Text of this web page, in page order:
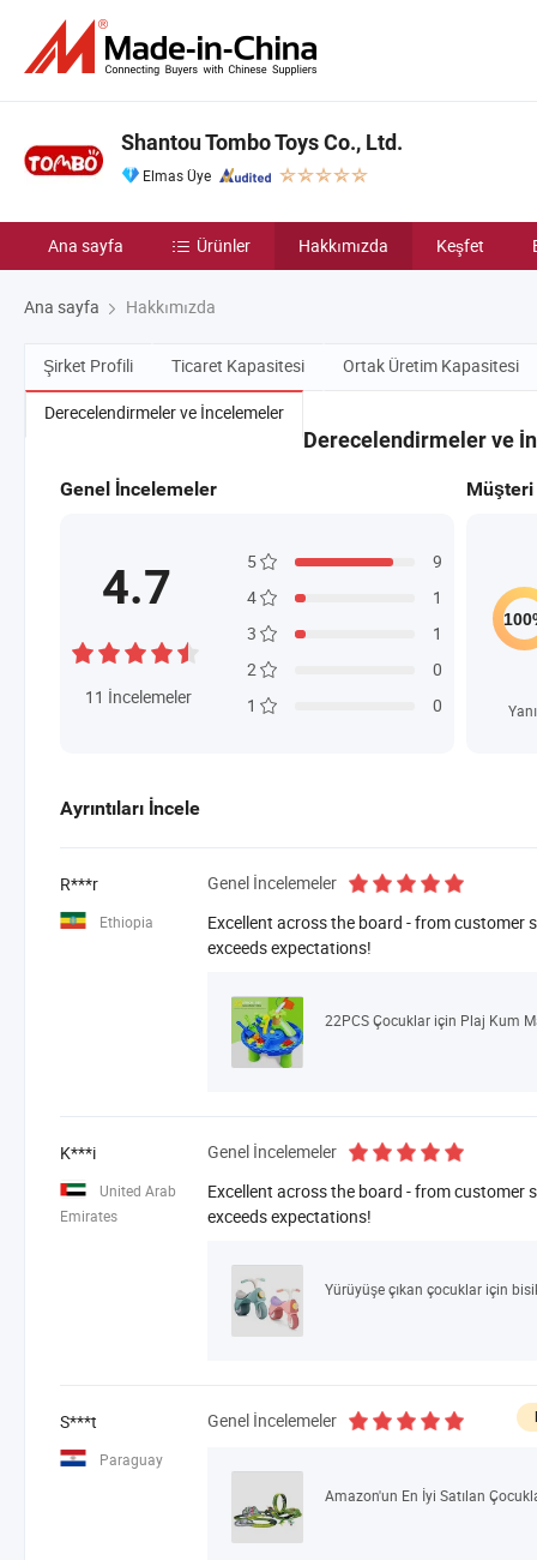
Shantou Tombo Toys Co., Ltd.
Elmas Üye
Ana sayfa Ürünler Hakkımızda Keşfet
Ana sayfa Hakkımızda
Şirket Profili Ticaret Kapasitesi Ortak Üretim Kapasitesi
Derecelendirmeler ve İncelemeler
Derecelendirmeler ve
Genel İncelemeler
4.7
11 İncelemeler
5
9
4
1
3
1
2
0
1
0
Ayrıntıları İncele
R***r
Ethiopia
Genel İncelemeler
Excellent across the board - from customer
exceeds expectations!
K***i
United Arab
Emirates
Genel İncelemeler
Excellent across the board - from customer
exceeds expectations!
S***t
Paraguay
Genel İncelemeler